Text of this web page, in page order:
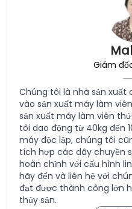
Giám
Chúng tôi là nhà sản xuất
vào sản xuất máy làm
sản xuất máy làm viên
tôi dao động từ 40kg đến
máy độc lập, chúng tôi
tích hợp các dây chuyền
hoàn chỉnh với cấu hình
hãy đến và liên hệ với
đạt được thành công lớn
thủy sản.